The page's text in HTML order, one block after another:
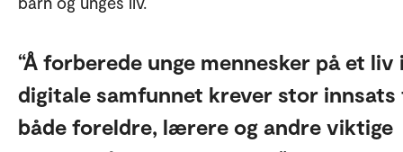
Å forberede unge mennesker på et liv
digitale samfunnet krever stor innsats
både foreldre, lærere og andre viktige